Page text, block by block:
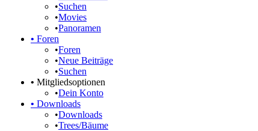
•Suchen
•Movies
•Panoramen
• Foren
•Foren
•Neue Beiträge
•Suchen
• Mitgliedsoptionen
•Dein Konto
• Downloads
•Downloads
•Trees/Bäume